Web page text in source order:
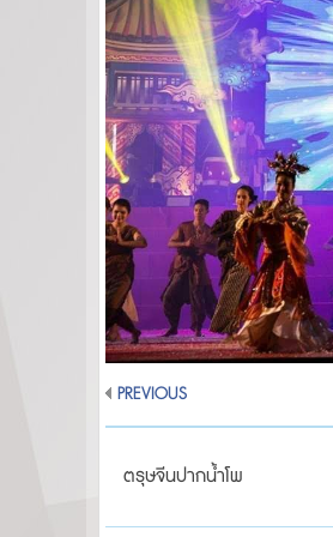
PREVIOUS
ตรุษจีนปากน้ำโพ